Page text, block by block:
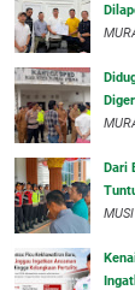
Dari